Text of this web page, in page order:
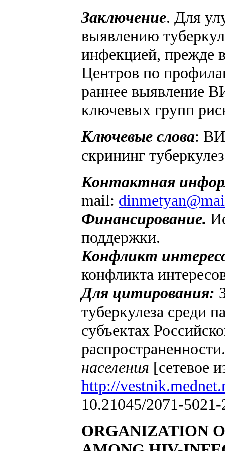
Заключение. Для
выявлению
инфекцией, прежде
Центров по
раннее выявление
ключевых групп
Ключевые слова:
скрининг
Контактная
mail:
Финансирование.
поддержки.
Конфликт
конфликта
Для цитирования:
туберкулеза среди
субъектах
населения [сетевое
http://
10.21045/2071-
ORGANIZATION